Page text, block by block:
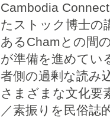
Cambodia
たストック博士の
あるChamとの間
が準備を進めてい
者側の過剰な読み
さまざまな文化要
／素振りを民俗誌